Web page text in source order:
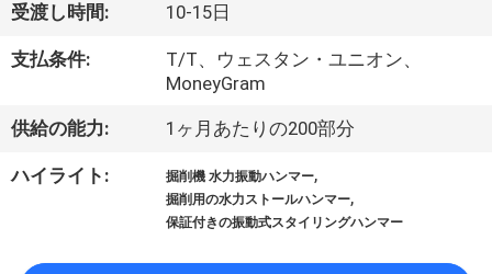
し
た
ち
に
受渡し時間: 10-15日
支払条件:
T/T、ウェスタン・ユニオン、
MoneyGram
供給の能力: 1ヶ月あたりの200部分
ハイライト: 掘削機 水力振動ハンマー,
掘削用の水力ストールハンマー,
保証付きの振動式スタイリングハンマー